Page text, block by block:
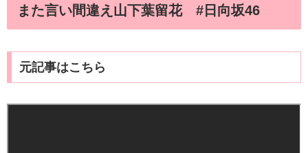
また言い間違え山下葉留花 #日向坂46
元記事はこちら